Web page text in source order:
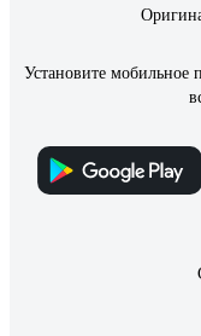
Установите мобильное